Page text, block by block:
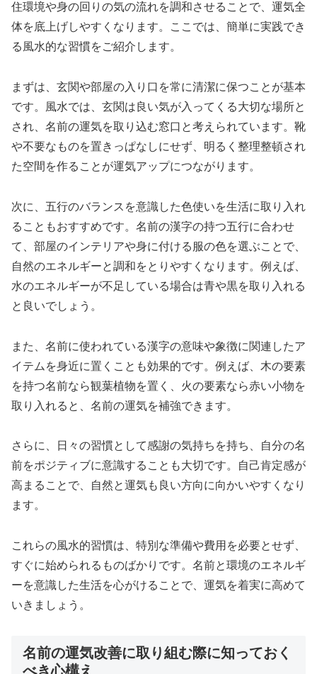
住環境や身の回りの気の流れを調和させることで、運気全
体を底上げしやすくなります。ここでは、簡単に実践でき
る風水的な習慣をご紹介します。
まずは、玄関や部屋の入り口を常に清潔に保つことが基本
です。風水では、玄関は良い気が入ってくる大切な場所と
され、名前の運気を取り込む窓口と考えられています。靴
や不要なものを置きっぱなしにせず、明るく整理整頓され
た空間を作ることが運気アップにつながります。
次に、五行のバランスを意識した色使いを生活に取り入れ
ることもおすすめです。名前の漢字の持つ五行に合わせ
て、部屋のインテリアや身に付ける服の色を選ぶことで、
自然のエネルギーと調和をとりやすくなります。例えば、
水のエネルギーが不足している場合は青や黒を取り入れる
と良いでしょう。
また、名前に使われている漢字の意味や象徴に関連したア
イテムを身近に置くことも効果的です。例えば、木の要素
を持つ名前なら観葉植物を置く、火の要素なら赤い小物を
取り入れると、名前の運気を補強できます。
さらに、日々の習慣として感謝の気持ちを持ち、自分の名
前をポジティブに意識することも大切です。自己肯定感が
高まることで、自然と運気も良い方向に向かいやすくなり
ます。
これらの風水的習慣は、特別な準備や費用を必要とせず、
すぐに始められるものばかりです。名前と環境のエネルギ
ーを意識した生活を心がけることで、運気を着実に高めて
いきましょう。
名前の運気改善に取り組む際に知っておく
べき心構え